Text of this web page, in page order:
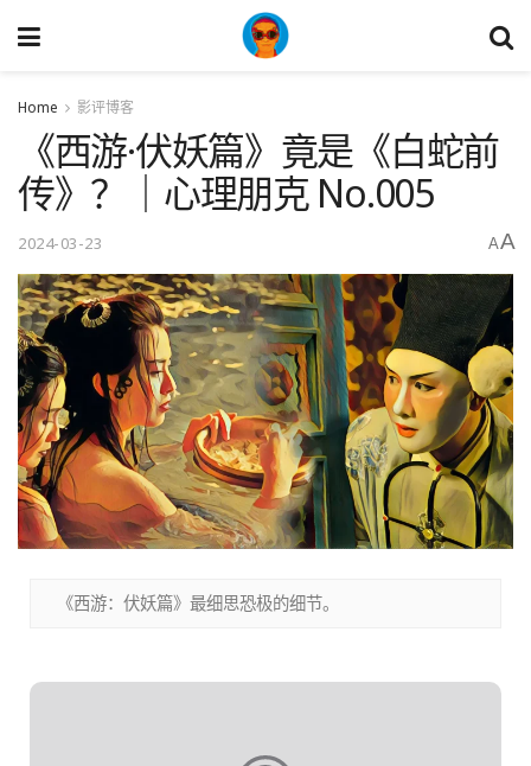
Home 影评博客
《西游·伏妖篇》竟是《白蛇前
传》？｜心理朋克 No.005
2024-03-23 AA
《西游：伏妖篇》最细思恐极的细节。